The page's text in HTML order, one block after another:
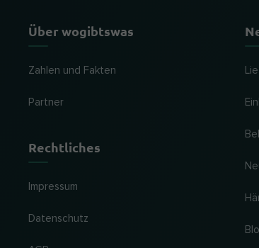
Über wogibtswas
Zahlen und Fakten
Partner
Rechtliches
Impressum
Datenschutz